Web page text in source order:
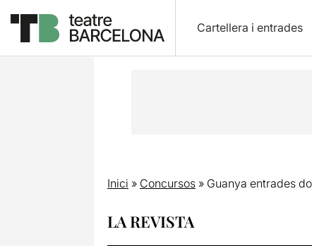
Cartellera i entrades
Inici » Concursos» Guanya entrades
LA REVISTA